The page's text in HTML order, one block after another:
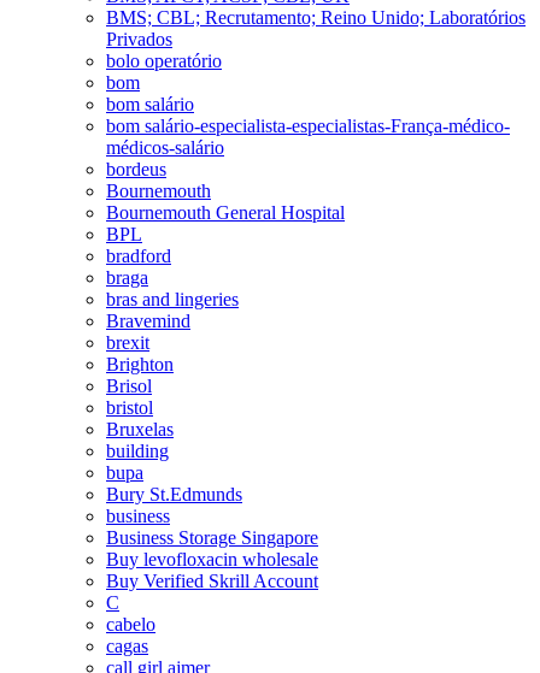
BMS; CBL; Recrutamento; Reino Unido; Laboratórios
Privados
bolo operatório
bom
bom salário
bom salário-especialista-especialistas-França-médico-
médicos-salário
bordeus
Bournemouth
Bournemouth General Hospital
BPL
bradford
braga
bras and lingeries
Bravemind
brexit
Brighton
Brisol
bristol
Bruxelas
building
bupa
Bury St.Edmunds
business
Business Storage Singapore
Buy levofloxacin wholesale
Buy Verified Skrill Account
C
cabelo
cagas
call girl ajmer